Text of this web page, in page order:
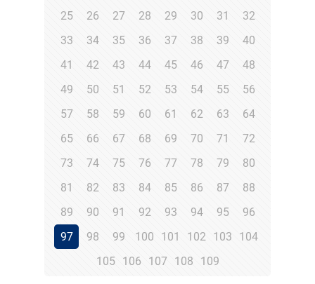
25
26 27 28 29 30 31
32
33
34 35 36 37 38 39
40
41
42 43 44 45 46 47
48
49
50 51 52 53 54 55
56
57
58 59 60 61 62 63
64
65
66 67 68 69 70 71
72
73
74 75 76 77 78 79
80
81
82 83 84 85 86 87
88
89
90 91 92 93 94 95
96
97
98 99 100 101 102 103
104
105
106 107 108 109